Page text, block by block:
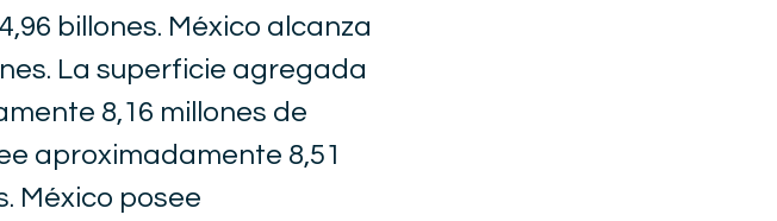
billones. México alcanza
La superficie agregada
8,16 millones de
aproximadamente 8,51
México posee